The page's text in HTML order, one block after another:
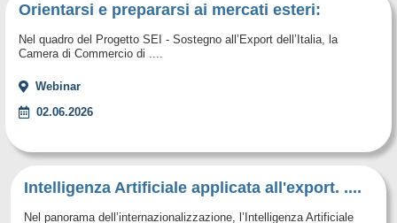
Orientarsi e prepararsi ai mercati esteri:
Nel quadro del Progetto SEI - Sostegno all’Export dell’Italia, la
Camera di Commercio di ....
Webinar
02.06.2026
Intelligenza Artificiale applicata all'export. ....
Nel panorama dell’internazionalizzazione, l’Intelligenza Artificiale